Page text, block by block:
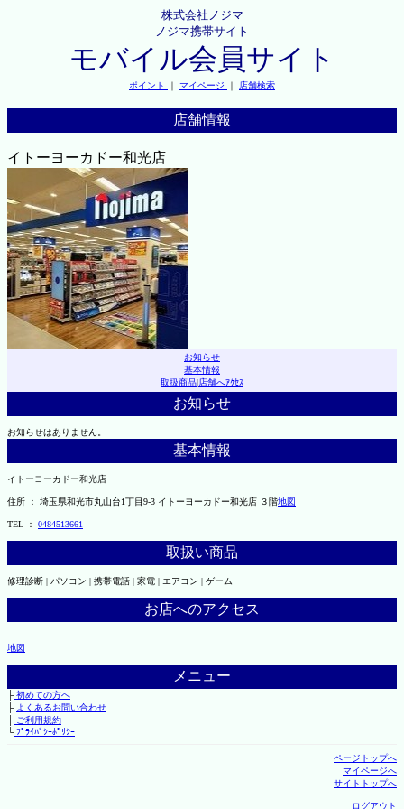
株式会社ノジマ
ノジマ携帯サイト
モバイル会員サイト
ポイント ｜ マイページ ｜ 店舗検索
店舗情報
イトーヨーカドー和光店
お知らせ
基本情報
取扱商品|店舗へｱｸｾｽ
お知らせ
お知らせはありません。
基本情報
イトーヨーカドー和光店
住所 ： 埼玉県和光市丸山台1丁目9-3 イトーヨーカドー和光店 ３階地図
TEL ： 0484513661
取扱い商品
修理診断 | パソコン | 携帯電話 | 家電 | エアコン | ゲーム
お店へのアクセス
地図
メニュー
├初めての方へ
├ よくあるお問い合わせ
├ご利用規約
└ﾌﾟﾗｲﾊﾞｼｰﾎﾟﾘｼｰ
ページトップへ
マイページへ
サイトトップへ
ログアウト